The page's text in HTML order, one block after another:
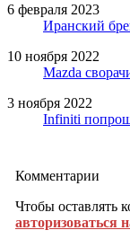
6 февраля 2023
Иранский
10 ноября 2022
Mazda
3 ноября 2022
Infiniti
Комментарии
Чтобы оставлять
авторизоваться